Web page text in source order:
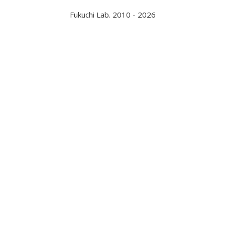
Fukuchi Lab. 2010 - 2026